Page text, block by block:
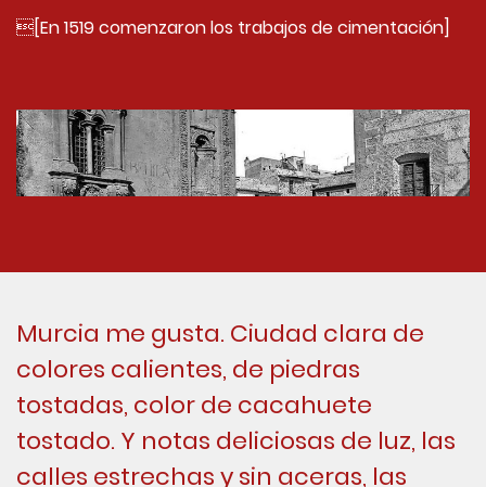
[En 1519 comenzaron los trabajos de cimentación]
Murcia me gusta. Ciudad clara de
colores calientes, de piedras
tostadas, color de cacahuete
tostado. Y notas deliciosas de luz, las
calles estrechas y sin aceras, las